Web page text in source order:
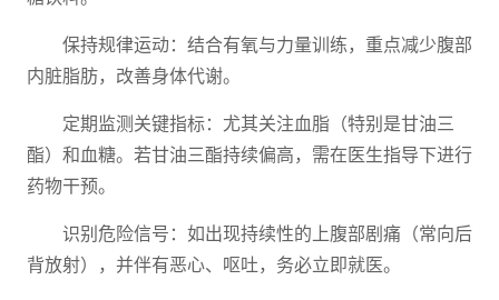
保持规律运动：结合有氧与力量训练，重点减少腹部
内脏脂肪，改善身体代谢。
定期监测关键指标：尤其关注血脂（特别是甘油三
酯）和血糖。若甘油三酯持续偏高，需在医生指导下进行
药物干预。
识别危险信号：如出现持续性的上腹部剧痛（常向后
背放射），并伴有恶心、呕吐，务必立即就医。